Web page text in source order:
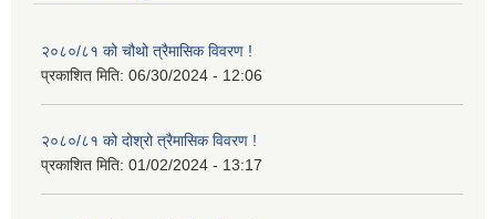
२०८०/८१ को चौथो त्रैमासिक विवरण !
प्रकाशित मिति: 06/30/2024 - 12:06
२०८०/८१ को दोश्रो त्रैमासिक विवरण !
प्रकाशित मिति: 01/02/2024 - 13:17